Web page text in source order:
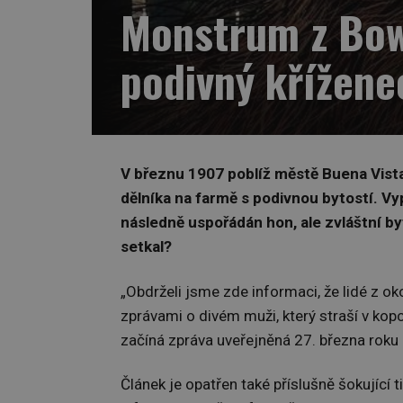
Monstrum z
podivný
V březnu 1907 poblíž městě Buena
dělníka na farmě s podivnou bytostí.
následně uspořádán hon, ale zvláštní
setkal?
„Obdrželi jsme zde informaci, že lidé z
zprávami o divém muži, který straší v
začíná zpráva uveřejněná 27. března
Článek je opatřen také příslušně šokující